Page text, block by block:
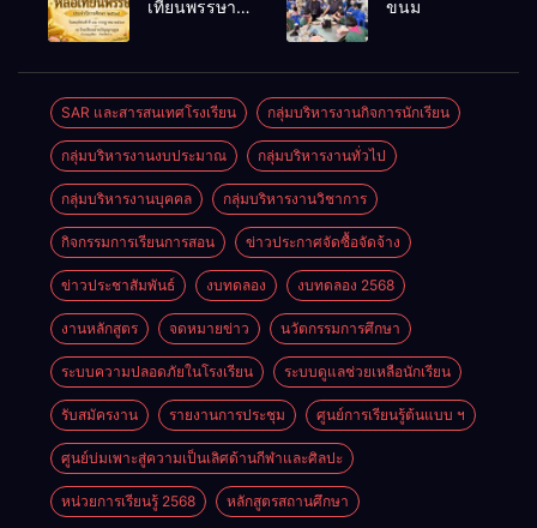
เทียนพรรษา
ขนม
SAR และสารสนเทศโรงเรียน กลุ่มบริหารงานกิจการนักเรียน
กลุ่มบริหารงานงบประมาณ กลุ่มบริหารงานทั่วไป
กลุ่มบริหารงานบุคคล กลุ่มบริหารงานวิชาการ
กิจกรรมการเรียนการสอน ข่าวประกาศจัดซื้อจัดจ้าง
ข่าวประชาสัมพันธ์ งบทดลอง งบทดลอง 2568
งานหลักสูตร จดหมายข่าว นวัตกรรมการศึกษา
ระบบความปลอดภัยในโรงเรียน ระบบดูแลช่วยเหลือนักเรียน
รับสมัครงาน รายงานการประชุม ศูนย์การเรียนรู้ต้นแบบ ฯ
ศูนย์บ่มเพาะสู่ความเป็นเลิศด้านกีฬาและศิลปะ
หน่วยการเรียนรู้ 2568 หลักสูตรสถานศึกษา